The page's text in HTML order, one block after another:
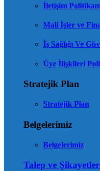
İletişim
Mali İşler ve
İş Sağlığı Ve
Üye İlişkileri
Stratejik Plan
Stratejik Plan
Belgelerimiz
Belgelerimiz
Talep ve